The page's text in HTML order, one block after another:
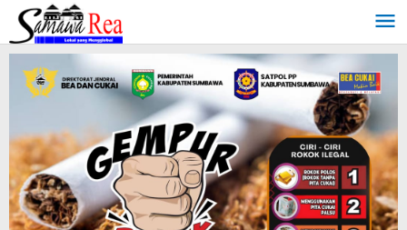
Lewati
konten